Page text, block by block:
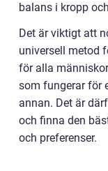
balans i kropp
Det är viktigt att
universell metod
för alla
som fungerar för
annan. Det är
och finna den
och preferenser.